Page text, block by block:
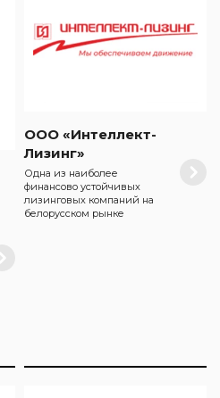
ООО «Интеллект-
Лизинг»
Одна из наиболее
финансово устойчивых
лизинговых компаний на
белорусском рынке